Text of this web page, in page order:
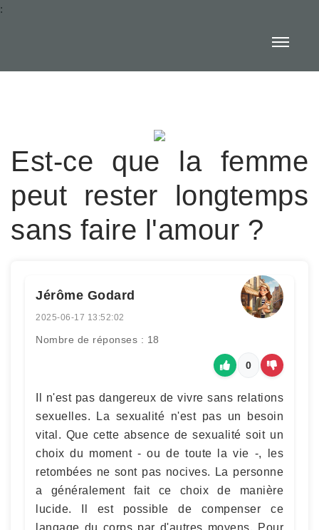
:
Est-ce que la femme
peut rester longtemps
sans faire l'amour ?
Jérôme Godard
2025-06-17 13:52:02
Nombre de réponses : 18
0
Il n'est pas dangereux de vivre sans relations
sexuelles. La sexualité n'est pas un besoin
vital. Que cette absence de sexualité soit un
choix du moment - ou de toute la vie -, les
retombées ne sont pas nocives. La personne
a généralement fait ce choix de manière
lucide. Il est possible de compenser ce
langage du corps par d'autres moyens. Pour